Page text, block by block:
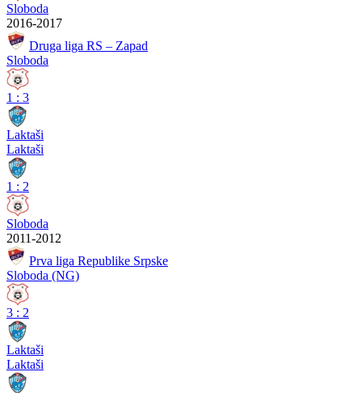
Sloboda
2016-2017
Druga liga RS – Zapad
Sloboda
1 : 3
Laktaši
Laktaši
1 : 2
Sloboda
2011-2012
Prva liga Republike Srpske
Sloboda (NG)
3 : 2
Laktaši
Laktaši